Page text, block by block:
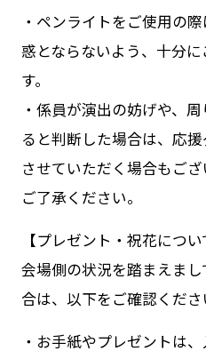
・ペンライトをご使用の
惑とならないよう、十分
す。
・係員が演出の妨げや、
ると判断した場合は、応
させていただく場合もご
ご了承ください。
【プレゼント・祝花につい
会場側の状況を踏まえま
合は、以下をご確認くださ
・お手紙やプレゼントは